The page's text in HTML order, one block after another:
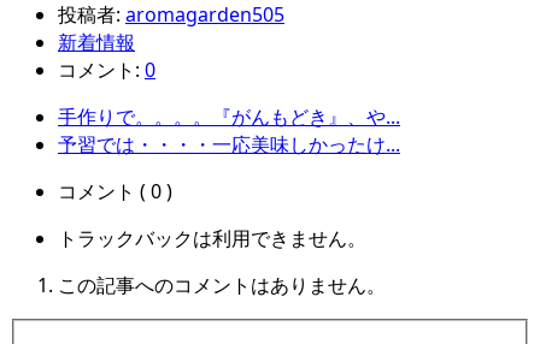
投稿者: aromagarden505
新着情報
コメント: 0
手作りで。。。。『がんもどき』、や...
予習では・・・・一応美味しかったけ...
コメント ( 0 )
トラックバックは利用できません。
この記事へのコメントはありません。